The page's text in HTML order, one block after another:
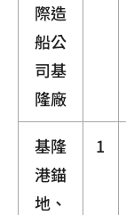
際造
船公
司基
隆廠
基隆
港錨
地、
1